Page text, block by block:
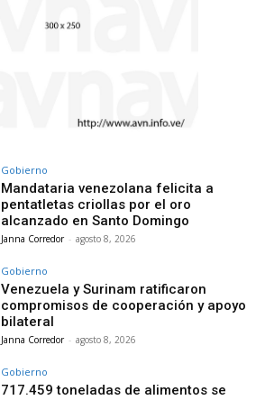
Gobierno
Mandataria venezolana felicita a
pentatletas criollas por el oro
alcanzado en Santo Domingo
Janna Corredor - agosto 8, 2026
Gobierno
Venezuela y Surinam ratificaron
compromisos de cooperación y apoyo
bilateral
Janna Corredor - agosto 8, 2026
Gobierno
717.459 toneladas de alimentos se